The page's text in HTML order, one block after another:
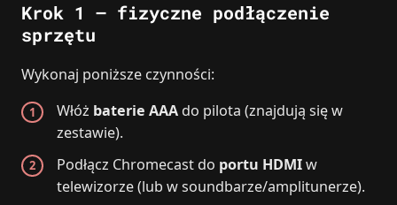
Krok 1 – fizyczne podłączenie
sprzętu
Wykonaj poniższe czynności:
Włóż baterie AAA do pilota (znajdują się w
zestawie).
Podłącz Chromecast do portu HDMIw
telewizorze (lub w soundbarze/amplitunerze).